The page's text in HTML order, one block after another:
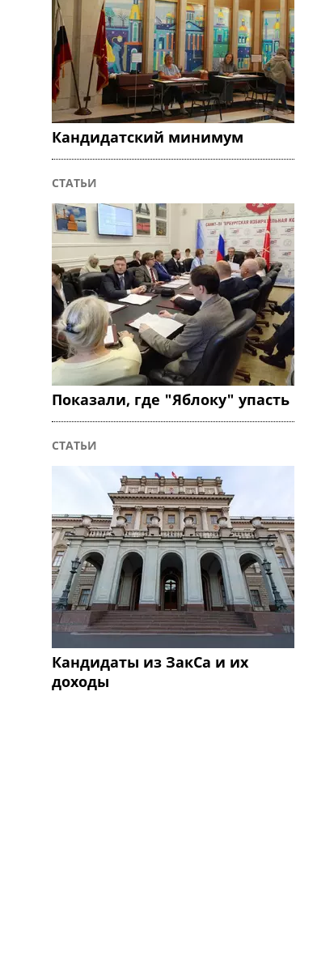
Кандидатский минимум
СТАТЬИ
Показали, где "Яблоку" упасть
СТАТЬИ
Кандидаты из ЗакСа и их
доходы